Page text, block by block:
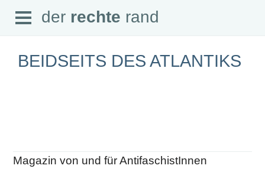
der rechte rand
Magazin
Open
Menu
der rechte rand
BEIDSEITS DES ATLANTIKS
Magazin von und für AntifaschistInnen